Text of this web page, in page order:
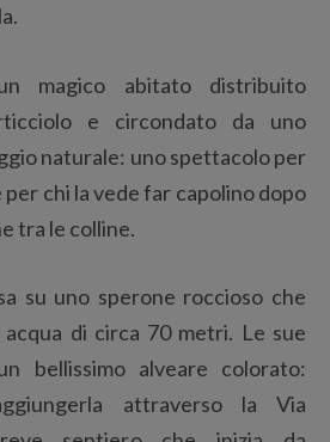
magico abitato distribuito
e circondato da uno
naturale: uno spettacolo per
per chi la vede far capolino dopo
tra le colline.
su uno sperone roccioso che
di circa 70 metri. Le sue
bellissimo alveare colorato:
attraverso la Via